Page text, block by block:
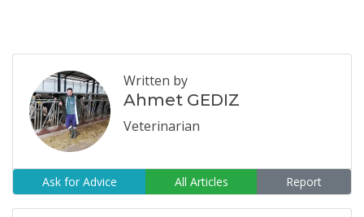
Written by
Ahmet GEDIZ
Veterinarian
Ask for Advice All Articles Report